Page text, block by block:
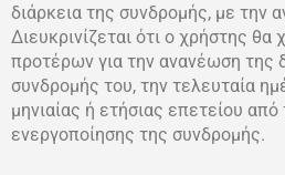
διάρκεια της συνδρομής, με την
Διευκρινίζεται ότι ο χρήστης
προτέρων για την ανανέωση της
συνδρομής του, την τελευταία
μηνιαίας ή ετήσιας επετείου
ενεργοποίησης της συνδρομής.